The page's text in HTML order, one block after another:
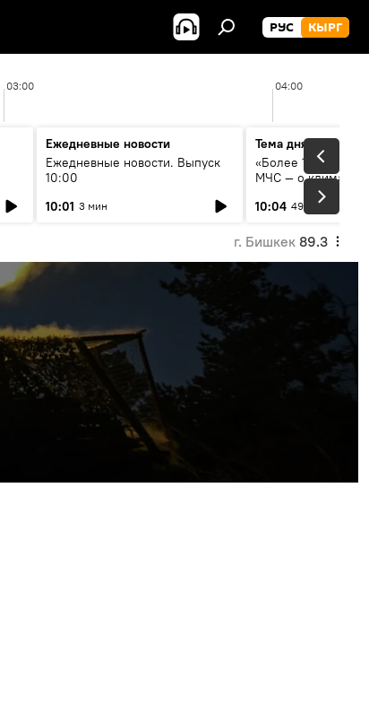
РУС КЫРГ
03:00 04:00
Ежедневные новости
Ежедневные новости. Выпуск
10:00
10:01 3 мин
Тема дня
«Более 1200 сёл в
МЧС — о климате,
системе
населения
10:04 49 мин
г. Бишкек 89.3